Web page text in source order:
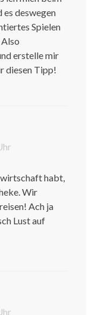
es deswegen
Spielen
erstelle mir
diesen Tipp!
habt,
Wir
Ach ja
Lust auf